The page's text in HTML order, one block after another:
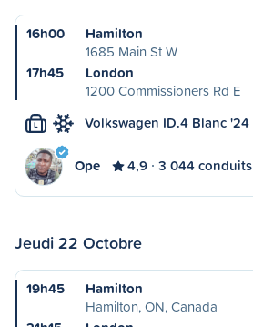
16h00
Hamilton
1685 Main St W
17h45
London
1200 Commissioners Rd E
L Volkswagen ID.4 Blanc '24
Ope 4,9 3 044 conduits
Jeudi 22 Octobre
19h45
Hamilton
Hamilton, ON, Canada